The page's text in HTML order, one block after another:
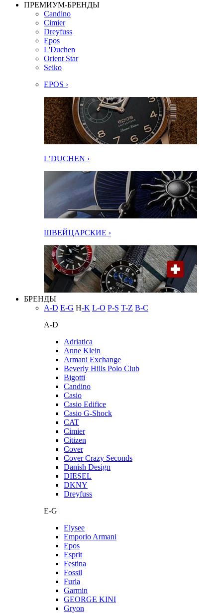
ПРЕМИУМ-БРЕНДЫ
Candino
Cimier
Dreyfuss
Epos
L'Duchen
Orient Star
Seiko
EPOS ›
L’DUCHEN ›
ШВЕЙЦАРСКИЕ ›
БРЕНДЫ
A-D E-G H-K L-O P-S T-Z В-С
A-D
Adriatica
Anne Klein
Armani Exchange
Beverly Hills Polo Club
Bigotti
Candino
Casio
Casio Edifice
Casio G-Shock
CAT
Cimier
Citizen
Cover
Cover Crazy Seconds
Danish Design
DIESEL
DKNY
Dreyfuss
E-G
Elysee
Emporio Armani
Epos
Esprit
Festina
Fossil
Furla
Garmin
GEORGE KINI
Gryon